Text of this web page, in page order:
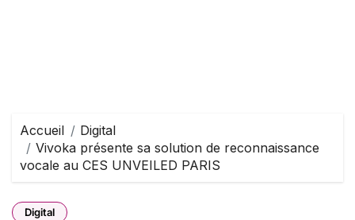
Accueil
Digital
Vivoka présente sa solution de reconnaissance
vocale au CES UNVEILED PARIS
Digital